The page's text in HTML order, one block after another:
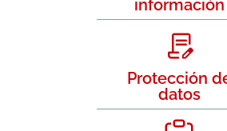
información
Protección
datos